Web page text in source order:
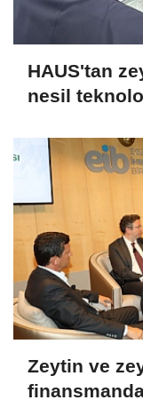
HAUS'tan
nesil
Zeytin ve